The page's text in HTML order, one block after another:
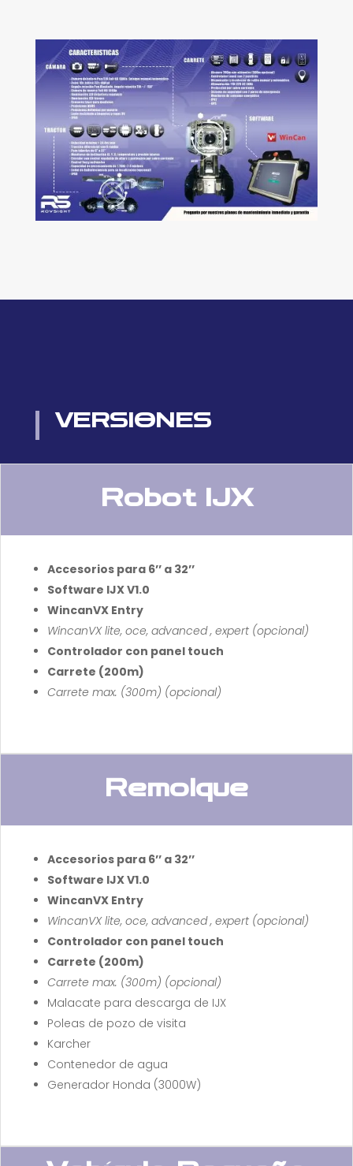
VERSIONES
Robot IJX
Accesorios para 6’’ a 32’’
Software IJX V1.0
WincanVX Entry
WincanVX lite, oce, advanced , expert (opcional)
Controlador con panel touch
Carrete (200m)
Carrete max. (300m) (opcional)
Remolque
Accesorios para 6’’ a 32’’
Software IJX V1.0
WincanVX Entry
WincanVX lite, oce, advanced , expert (opcional)
Controlador con panel touch
Carrete (200m)
Carrete max. (300m) (opcional)
Malacate para descarga de IJX
Poleas de pozo de visita
Karcher
Contenedor de agua
Generador Honda (3000W)